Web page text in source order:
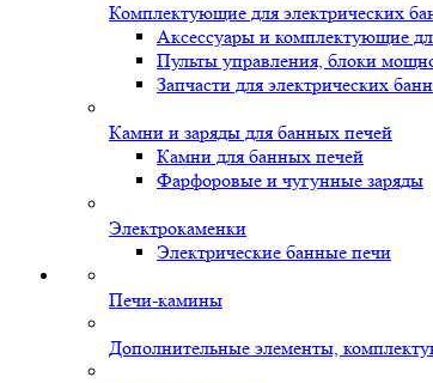
Комплектующие для электрических
Аксессуары и комплектующие
Пульты управления, блоки
Запчасти для электрических
Камни и заряды для банных печей
Камни для банных печей
Фарфоровые и чугунные заряды
Электрокаменки
Электрические банные печи
Печи-камины
Дополнительные элементы,